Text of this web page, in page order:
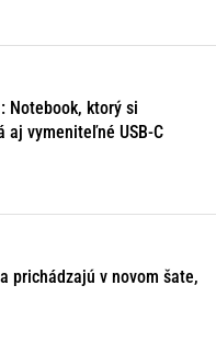
Notebook, ktorý si
aj vymeniteľné USB-C
prichádzajú v novom šate,